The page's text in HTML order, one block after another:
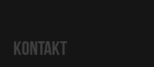
KONTAKT